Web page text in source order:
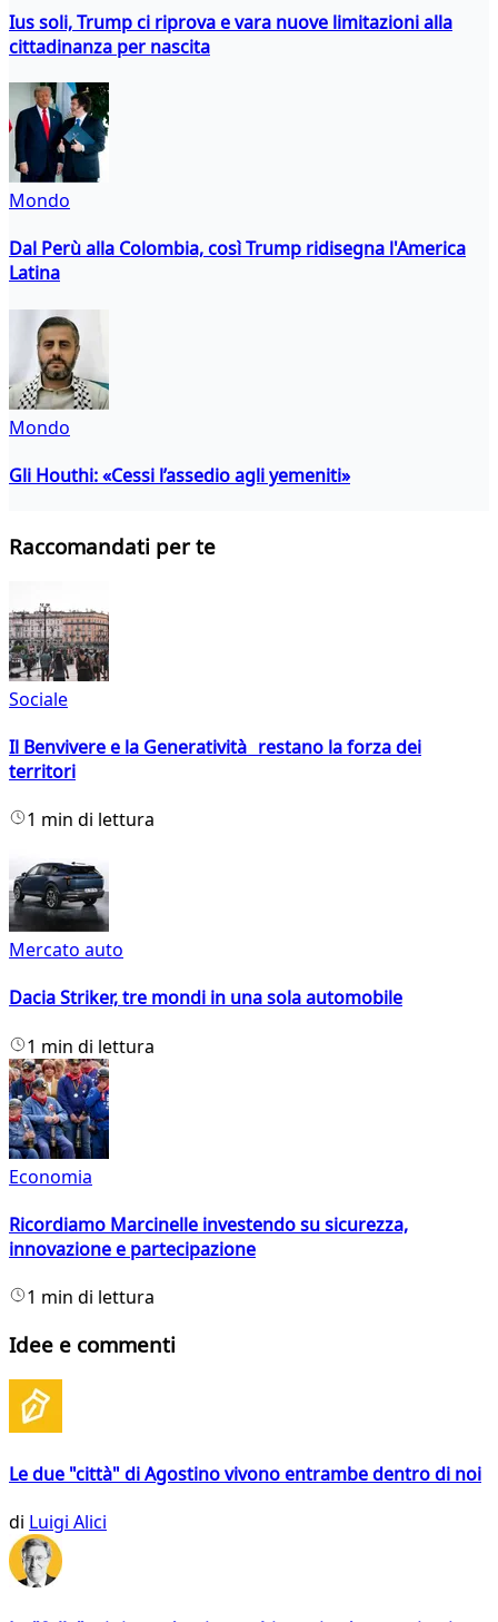
Ius soli, Trump ci riprova e vara nuove limitazioni alla
cittadinanza per nascita
Mondo
Dal Perù alla Colombia, così Trump ridisegna l'America
Latina
Mondo
Gli Houthi: «Cessi l’assedio agli yemeniti»
Raccomandati per te
Sociale
Il Benvivere e la Generatività restano la forza dei
territori
1 min di lettura
Mercato auto
Dacia Striker, tre mondi in una sola automobile
1 min di lettura
Economia
Ricordiamo Marcinelle investendo su sicurezza,
innovazione e partecipazione
1 min di lettura
Idee e commenti
Le due "città" di Agostino vivono entrambe dentro di noi
di Luigi Alici